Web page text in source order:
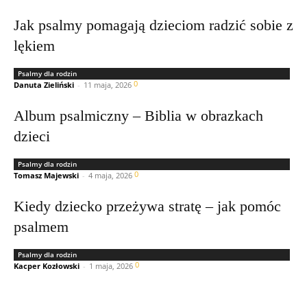
Jak psalmy pomagają dzieciom radzić sobie z
lękiem
Psalmy dla rodzin
Danuta Zieliński - 11 maja, 2026 0
Album psalmiczny – Biblia w obrazkach
dzieci
Psalmy dla rodzin
Tomasz Majewski - 4 maja, 2026 0
Kiedy dziecko przeżywa stratę – jak pomóc
psalmem
Psalmy dla rodzin
Kacper Kozłowski - 1 maja, 2026 0